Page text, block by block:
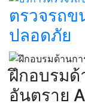
ตรวจรถ
ปลอดภัย​
ฝึกอบรม
อันตราย